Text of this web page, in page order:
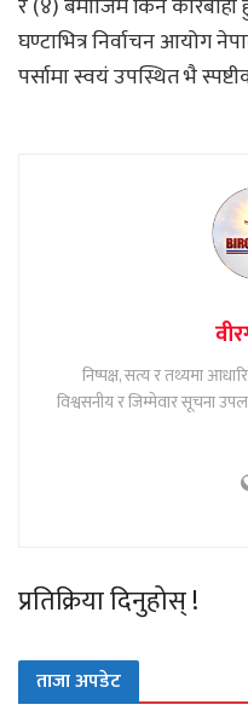
र (४) बमोजिम किन कारबाही
घण्टाभित्र निर्वाचन आयोग
पर्सामा स्वयं उपस्थित भै
निष्पक्ष, सत्य र तथ्यमा
विश्वसनीय र जिम्मेवार सूचना
प्रतिक्रिया दिनुहोस् !
ताजा अपडेट